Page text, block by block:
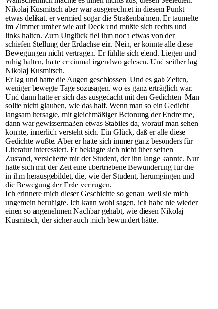
Nikolaj Kusmitsch aber war ausgerechnet in diesem Punkt
etwas delikat, er vermied sogar die Straßenbahnen. Er taumelte
im Zimmer umher wie auf Deck und mußte sich rechts und
links halten. Zum Unglück fiel ihm noch etwas von der
schiefen Stellung der Erdachse ein. Nein, er konnte alle diese
Bewegungen nicht vertragen. Er fühlte sich elend. Liegen und
ruhig halten, hatte er einmal irgendwo gelesen. Und seither lag
Nikolaj Kusmitsch.
Er lag und hatte die Augen geschlossen. Und es gab Zeiten,
weniger bewegte Tage sozusagen, wo es ganz erträglich war.
Und dann hatte er sich das ausgedacht mit den Gedichten. Man
sollte nicht glauben, wie das half. Wenn man so ein Gedicht
langsam hersagte, mit gleichmäßiger Betonung der Endreime,
dann war gewissermaßen etwas Stabiles da, worauf man sehen
konnte, innerlich versteht sich. Ein Glück, daß er alle diese
Gedichte wußte. Aber er hatte sich immer ganz besonders für
Literatur interessiert. Er beklagte sich nicht über seinen
Zustand, versicherte mir der Student, der ihn lange kannte. Nur
hatte sich mit der Zeit eine übertriebene Bewunderung für die
in ihm herausgebildet, die, wie der Student, herumgingen und
die Bewegung der Erde vertrugen.
Ich erinnere mich dieser Geschichte so genau, weil sie mich
ungemein beruhigte. Ich kann wohl sagen, ich habe nie wieder
einen so angenehmen Nachbar gehabt, wie diesen Nikolaj
Kusmitsch, der sicher auch mich bewundert hätte.